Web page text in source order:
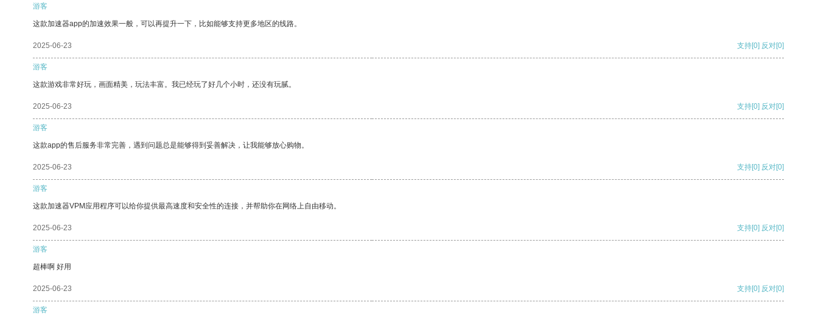
游客
这款加速器app的加速效果一般，可以再提升一下，比如能够支持更多地区的线路。
2025-06-23 支持[0] 反对[0]
游客
这款游戏非常好玩，画面精美，玩法丰富。我已经玩了好几个小时，还没有玩腻。
2025-06-23 支持[0] 反对[0]
游客
这款app的售后服务非常完善，遇到问题总是能够得到妥善解决，让我能够放心购物。
2025-06-23 支持[0] 反对[0]
游客
这款加速器VPM应用程序可以给你提供最高速度和安全性的连接，并帮助你在网络上自由移动。
2025-06-23 支持[0] 反对[0]
游客
超棒啊 好用
2025-06-23 支持[0] 反对[0]
游客